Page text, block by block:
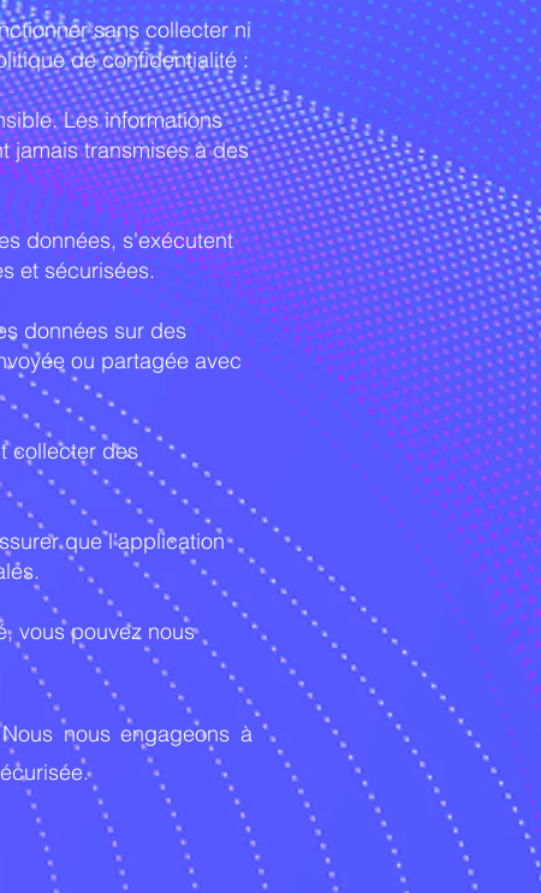
sans collecter ni
de confidentialité :
Les informations
jamais transmises à des
données, s'exécutent
et sécurisées.
données sur des
ou partagée avec
collecter des
que l'application
vous pouvez nous
nous engageons à